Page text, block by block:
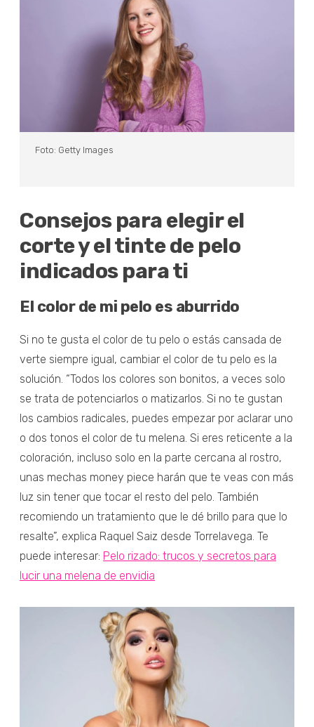
Foto: Getty Images
Consejos para elegir el
corte y el tinte de pelo
indicados para ti
El color de mi pelo es aburrido
Si no te gusta el color de tu pelo o estás cansada de
verte siempre igual, cambiar el color de tu pelo es la
solución. “Todos los colores son bonitos, a veces solo
se trata de potenciarlos o matizarlos. Si no te gustan
los cambios radicales, puedes empezar por aclarar uno
o dos tonos el color de tu melena. Si eres reticente a la
coloración, incluso solo en la parte cercana al rostro,
unas mechas money piece harán que te veas con más
luz sin tener que tocar el resto del pelo. También
recomiendo un tratamiento que le dé brillo para que lo
resalte”, explica Raquel Saiz desde Torrelavega. Te
puede interesar: Pelo rizado: trucos y secretos para
lucir una melena de envidia